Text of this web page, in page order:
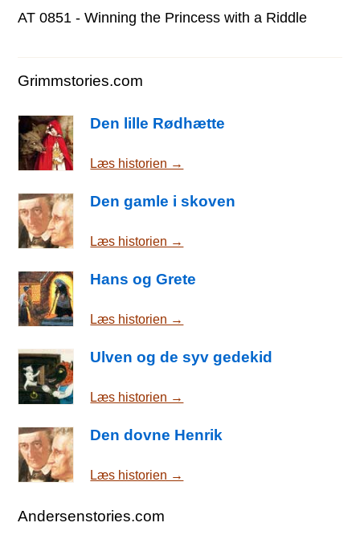
AT 0851 - Winning the Princess with a Riddle
Grimmstories.com
Den lille Rødhætte
Læs historien →
Den gamle i skoven
Læs historien →
Hans og Grete
Læs historien →
Ulven og de syv gedekid
Læs historien →
Den dovne Henrik
Læs historien →
Andersenstories.com